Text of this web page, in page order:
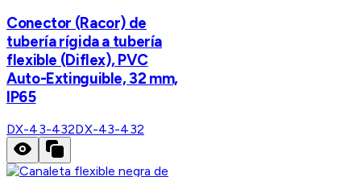
Conector (Racor) de
tubería rígida a tubería
flexible (Diflex), PVC
Auto-Extinguible, 32 mm,
IP65
DX-43-432DX-43-432